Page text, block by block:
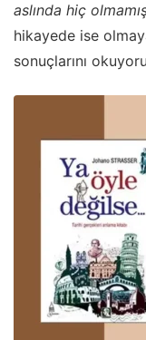
aslında hiç
hikayede ise
sonuçlarını